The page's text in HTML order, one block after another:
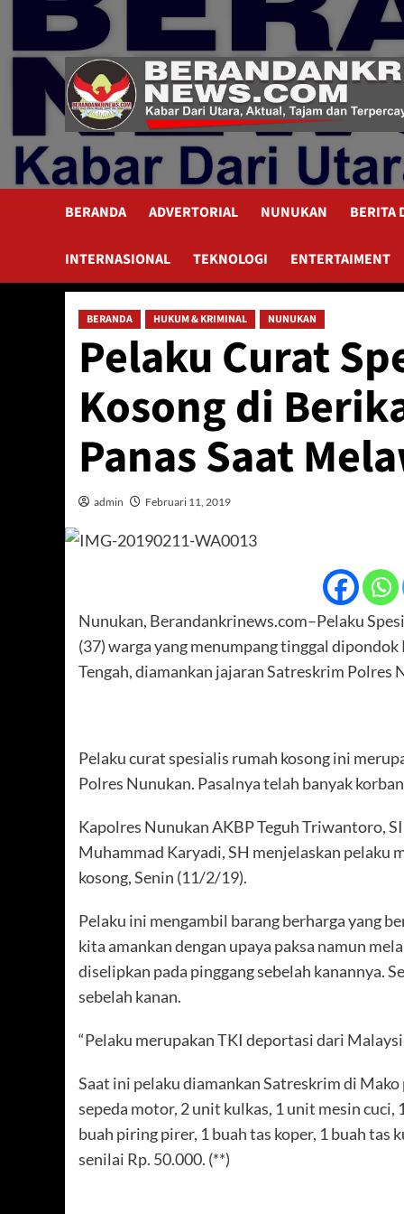
content
BERANDA ADVERTORIAL NUNUKAN BERITA
INTERNASIONAL TEKNOLOGI ENTERTAIMENT
BERANDA HUKUM & KRIMINAL NUNUKAN
Pelaku Curat
Kosong di
Panas Saat
admin Februari 11, 2019
Nunukan, Berandankrinews.com–Pelaku
(37) warga yang menumpang tinggal
Tengah, diamankan jajaran Satreskrim Polres
Pelaku curat spesialis rumah kosong ini
Polres Nunukan. Pasalnya telah banyak
Kapolres Nunukan AKBP Teguh Triwantoro,
Muhammad Karyadi, SH menjelaskan pelaku
kosong, Senin (11/2/19).
Pelaku ini mengambil barang berharga yang
kita amankan dengan upaya paksa namun
diselipkan pada pinggang sebelah kanannya.
sebelah kanan.
“Pelaku merupakan TKI deportasi dari
Saat ini pelaku diamankan Satreskrim di
sepeda motor, 2 unit kulkas, 1 unit mesin cuci,
buah piring pirer, 1 buah tas koper, 1 buah tas
senilai Rp. 50.000. (**)